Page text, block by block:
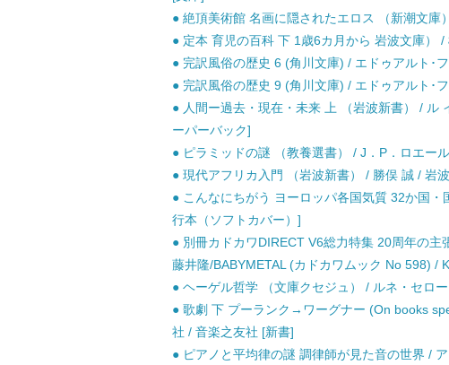
● 絶頂美術館 名画に隠されたエロス （新潮文庫
● 定本 育児の百科 下 1歳6カ月から 岩波文庫）
● 完訳風俗の歴史 6 (角川文庫) / エドゥアルト･
● 完訳風俗の歴史 9 (角川文庫) / エドゥアルト･
● 人間ー過去・現在・未来 上 （岩波新書） / ル
ーパーバック]
● ピラミッドの謎 （教養選書） / J．P．ロエー
● 現代アフリカ入門 （岩波新書） / 勝俣 誠 / 岩
● こんなにちがう ヨーロッパ各国気質 32か国
行本（ソフトカバー）]
● 別冊カドカワDIRECT V6総力特集 20周年の
藤井隆/BABYMETAL (カドカワムック No 598) /
● ヘーゲル哲学 （文庫クセジュ） / ルネ・セロ
● 歌劇 下 プーランク→ワーグナー (On books
社 / 音楽之友社 [新書]
● ピアノと平均律の謎 調律師が見た音の世界 /